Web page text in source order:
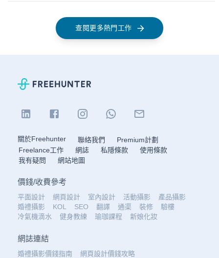
查閱更多熱門工作
關於Freehunter 聯絡我們
Premium計劃
Freelance工作
網誌 私隱條款
使用條款
我有疑問
網站地圖
價錢/收費參考
平面設計 網頁設計 室內設計 活動攝影
產品攝影
婚禮攝影
KOL SEO 翻譯 通渠 裝修
驗樓
冷氣機滴水
健身教練 瑜珈課程 新娘化妝
網誌連結
婚禮攝影價錢指南
網頁設計價錢攻略